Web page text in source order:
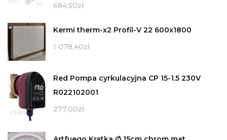
684,50zł
Kermi therm-x2 Profil-V 22 600x1800
1 078,40zł
Red Pompa cyrkulacyjna CP 15-1.5 230V
R022102001
277,00zł